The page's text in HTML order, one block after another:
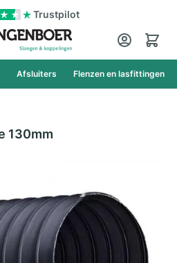
Trustpilot
Cart
Afsluiters Flenzen en lasfittingen
130mm